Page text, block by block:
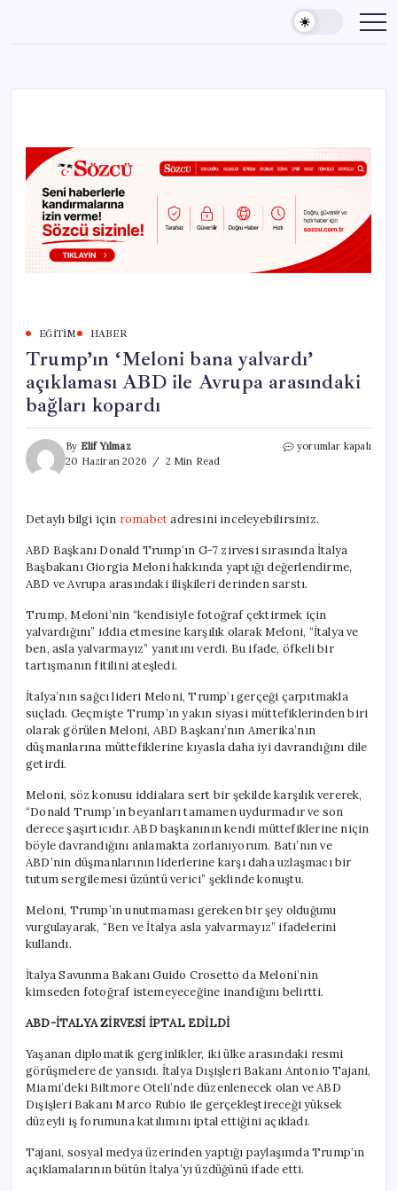
content
EĞITIM HABER
Trump’ın ‘Meloni bana yalvardı’
açıklaması ABD ile Avrupa arasındaki
bağları kopardı
By Elif Yılmaz
20 Haziran 2026
2 Min Read
Trump’ın
ABD
Avrupa
arasındaki
bağları
için
yorumlar kapalı
Detaylı bilgi için romabetadresini inceleyebilirsiniz.
ABD Başkanı Donald Trump’ın G-7 zirvesi sırasında İtalya
Başbakanı Giorgia Meloni hakkında yaptığı değerlendirme,
ABD ve Avrupa arasındaki ilişkileri derinden sarstı.
Trump, Meloni’nin “kendisiyle fotoğraf çektirmek için
yalvardığını” iddia etmesine karşılık olarak Meloni, “İtalya ve
ben, asla yalvarmayız” yanıtını verdi. Bu ifade, öfkeli bir
tartışmanın fitilini ateşledi.
İtalya’nın sağcı lideri Meloni, Trump’ı gerçeği çarpıtmakla
suçladı. Geçmişte Trump’ın yakın siyasi müttefiklerinden biri
olarak görülen Meloni, ABD Başkanı’nın Amerika’nın
düşmanlarına müttefiklerine kıyasla daha iyi davrandığını dile
getirdi.
Meloni, söz konusu iddialara sert bir şekilde karşılık vererek,
“Donald Trump’ın beyanları tamamen uydurmadır ve son
derece şaşırtıcıdır. ABD başkanının kendi müttefiklerine niçin
böyle davrandığını anlamakta zorlanıyorum. Batı’nın ve
ABD’nin düşmanlarının liderlerine karşı daha uzlaşmacı bir
tutum sergilemesi üzüntü verici” şeklinde konuştu.
Meloni, Trump’ın unutmaması gereken bir şey olduğunu
vurgulayarak, “Ben ve İtalya asla yalvarmayız” ifadelerini
kullandı.
İtalya Savunma Bakanı Guido Crosetto da Meloni’nin
kimseden fotoğraf istemeyeceğine inandığını belirtti.
ABD-İTALYA ZİRVESİ İPTAL EDİLDİ
Yaşanan diplomatik gerginlikler, iki ülke arasındaki resmi
görüşmelere de yansıdı. İtalya Dışişleri Bakanı Antonio Tajani,
Miami’deki Biltmore Oteli’nde düzenlenecek olan ve ABD
Dışişleri Bakanı Marco Rubio ile gerçekleştireceği yüksek
düzeyli iş forumuna katılımını iptal ettiğini açıkladı.
Tajani, sosyal medya üzerinden yaptığı paylaşımda Trump’ın
açıklamalarının bütün İtalya’yı üzdüğünü ifade etti.